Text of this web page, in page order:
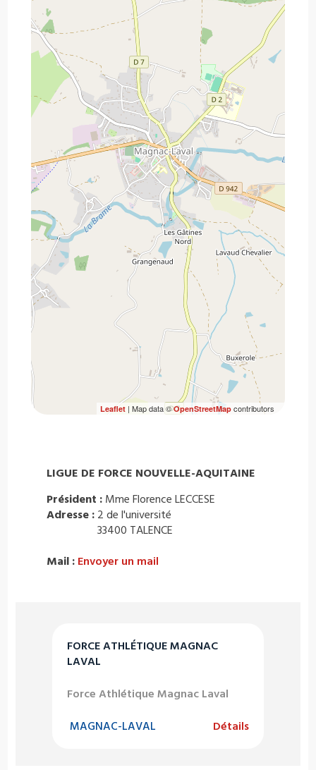
FORCE ATHLÉTIQUE MAGNAC
LAVAL
Force Athlétique Magnac Laval
MAGNAC-LAVAL Détails
Leaflet| Map data ©OpenStreetMapcontributors
LIGUE DE FORCE NOUVELLE-AQUITAINE
Président : Mme Florence LECCESE
Adresse : 2 de l'université
33400 TALENCE
Mail : Envoyer un mail